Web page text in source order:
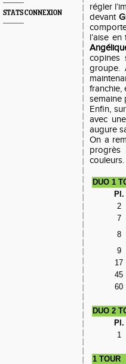
STATS CONNEXION
régler
devant
l’aise
copines
groupe.
franchie,
semaine
Enfin,
avec
augure
On a
couleurs.
DUO 1
Pl.
2
7
8
9
17
45
60
DUO 2
Pl.
1
1 TOUR